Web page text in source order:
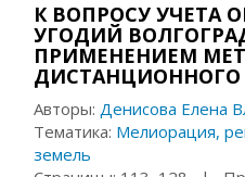
К ВОПРОСУ УЧЕТА
УГОДИЙ
ПРИМЕНЕНИЕМ
Авторы:Денисова Елена
Тематика: Мелиорация,
земель